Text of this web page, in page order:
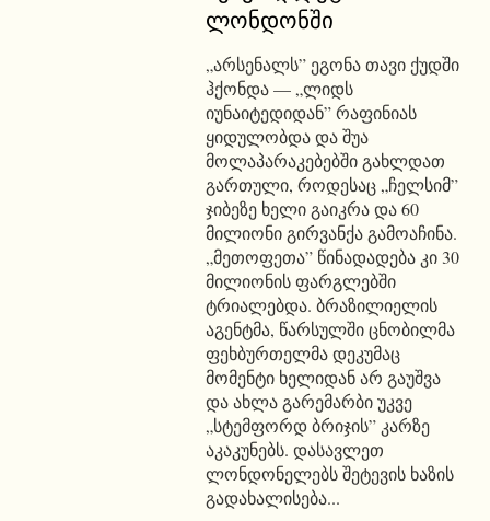
ლონდონში
„არსენალს” ეგონა თავი ქუდში
ჰქონდა — „ლიდს
იუნაიტედიდან” რაფინიას
ყიდულობდა და შუა
მოლაპარაკებებში გახლდათ
გართული, როდესაც „ჩელსიმ”
ჯიბეზე ხელი გაიკრა და 60
მილიონი გირვანქა გამოაჩინა.
„მეთოფეთა” წინადადება კი 30
მილიონის ფარგლებში
ტრიალებდა. ბრაზილიელის
აგენტმა, წარსულში ცნობილმა
ფეხბურთელმა დეკუმაც
მომენტი ხელიდან არ გაუშვა
და ახლა გარემარბი უკვე
„სტემფორდ ბრიჯის” კარზე
აკაკუნებს. დასავლეთ
ლონდონელებს შეტევის ხაზის
გადახალისება...